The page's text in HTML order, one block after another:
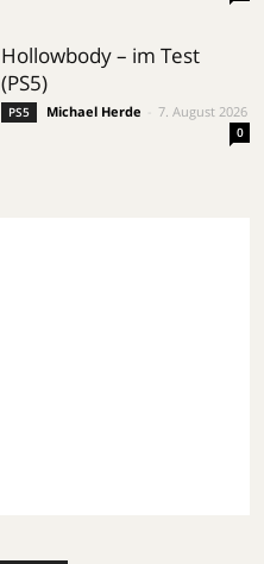
Hollowbody – im Test
(PS5)
PS5 Michael Herde 7. August 2026
0